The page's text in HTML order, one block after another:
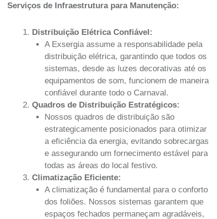
Serviços de Infraestrutura para Manutenção:
Distribuição Elétrica Confiável:
A Exsergia assume a responsabilidade pela
distribuição elétrica, garantindo que todos os
sistemas, desde as luzes decorativas até os
equipamentos de som, funcionem de maneira
confiável durante todo o Carnaval.
Quadros de Distribuição Estratégicos:
Nossos quadros de distribuição são
estrategicamente posicionados para otimizar
a eficiência da energia, evitando sobrecargas
e assegurando um fornecimento estável para
todas as áreas do local festivo.
Climatização Eficiente:
A climatização é fundamental para o conforto
dos foliões. Nossos sistemas garantem que
espaços fechados permaneçam agradáveis,